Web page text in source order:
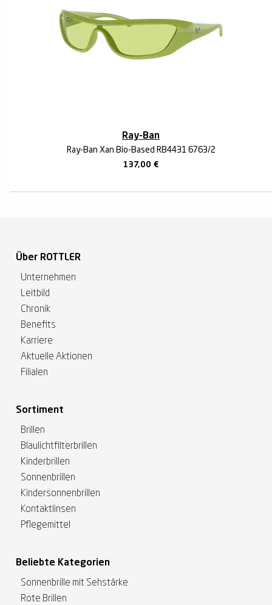
Ray-Ban
Ray-Ban Xan Bio-Based RB4431 6763/2
137,00 €
Über ROTTLER
Unternehmen
Leitbild
Chronik
Benefits
Karriere
Aktuelle Aktionen
Filialen
Sortiment
Brillen
Blaulichtfilterbrillen
Kinderbrillen
Sonnenbrillen
Kindersonnenbrillen
Kontaktlinsen
Pflegemittel
Beliebte Kategorien
Sonnenbrille mit Sehstärke
Rote Brillen